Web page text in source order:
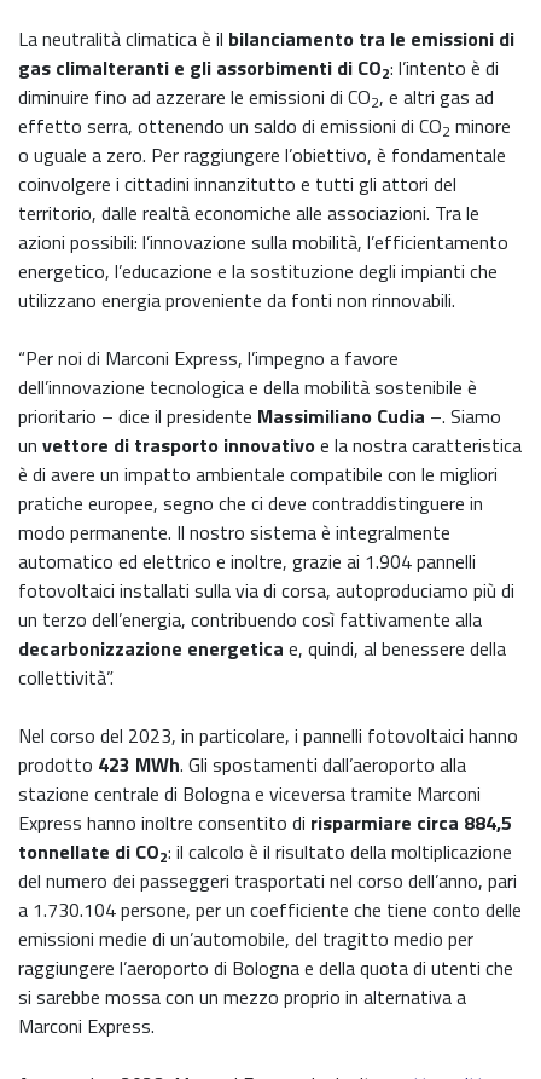
La neutralità climatica è il bilanciamento tra le emissioni di
gas climalteranti e gli assorbimenti di CO2: l’intento è di
diminuire fino ad azzerare le emissioni di CO2, e altri gas ad
effetto serra, ottenendo un saldo di emissioni di CO2 minore
o uguale a zero. Per raggiungere l’obiettivo, è fondamentale
coinvolgere i cittadini innanzitutto e tutti gli attori del
territorio, dalle realtà economiche alle associazioni. Tra le
azioni possibili: l’innovazione sulla mobilità, l’efficientamento
energetico, l’educazione e la sostituzione degli impianti che
utilizzano energia proveniente da fonti non rinnovabili.
“Per noi di Marconi Express, l’impegno a favore
dell’innovazione tecnologica e della mobilità sostenibile è
prioritario – dice il presidente Massimiliano Cudia –. Siamo
un vettore di trasporto innovativoe la nostra caratteristica
è di avere un impatto ambientale compatibile con le migliori
pratiche europee, segno che ci deve contraddistinguere in
modo permanente. Il nostro sistema è integralmente
automatico ed elettrico e inoltre, grazie ai 1.904 pannelli
fotovoltaici installati sulla via di corsa, autoproduciamo più di
un terzo dell’energia, contribuendo così fattivamente alla
decarbonizzazione energetica e, quindi, al benessere della
collettività”.
Nel corso del 2023, in particolare, i pannelli fotovoltaici hanno
prodotto 423 MWh. Gli spostamenti dall’aeroporto alla
stazione centrale di Bologna e viceversa tramite Marconi
Express hanno inoltre consentito di risparmiare circa 884,5
tonnellate di CO2: il calcolo è il risultato della moltiplicazione
del numero dei passeggeri trasportati nel corso dell’anno, pari
a 1.730.104 persone, per un coefficiente che tiene conto delle
emissioni medie di un’automobile, del tragitto medio per
raggiungere l’aeroporto di Bologna e della quota di utenti che
si sarebbe mossa con un mezzo proprio in alternativa a
Marconi Express.